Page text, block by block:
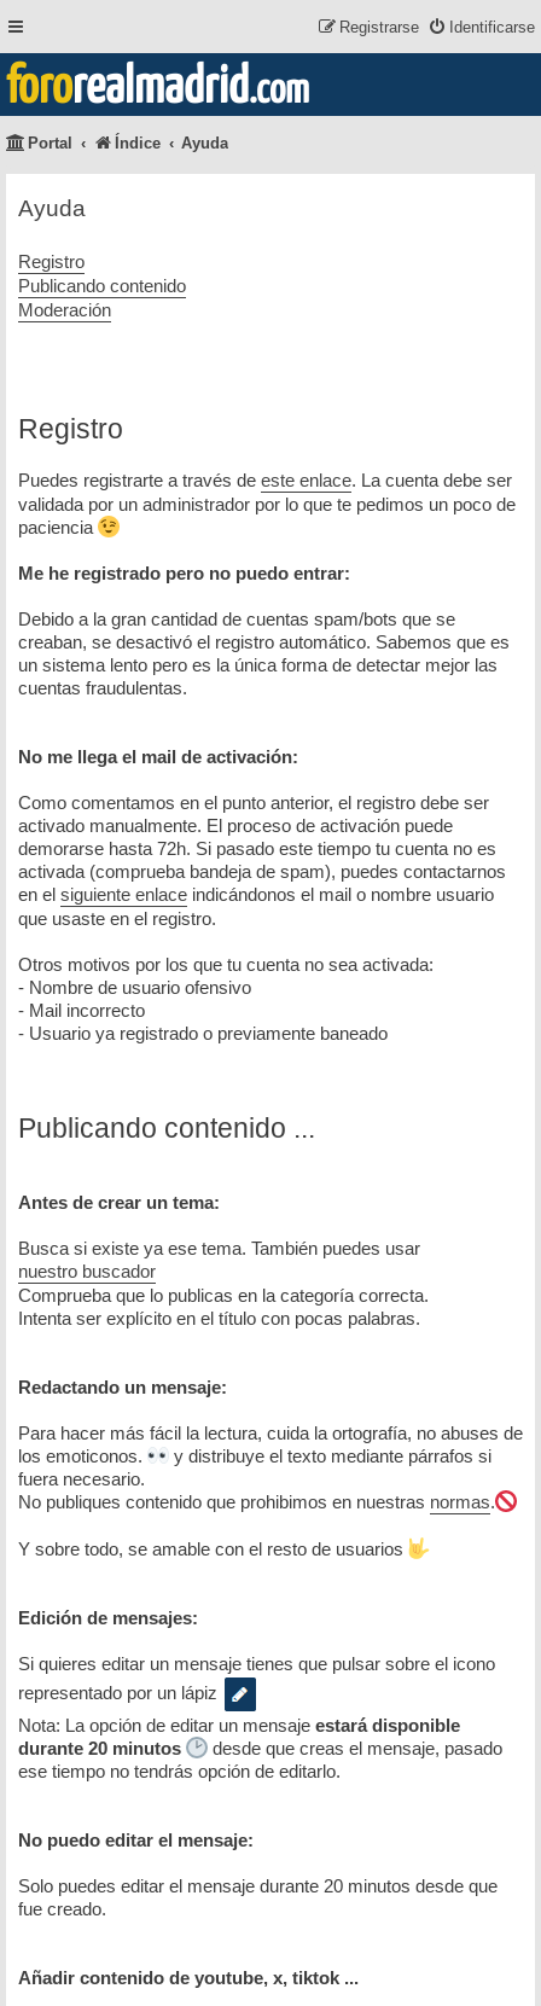
Identificarse
Registrarse
fororealmadrid.com
Portal Índice Ayuda
Ayuda
Registro
Publicando contenido
Moderación
Registro
Puedes registrarte a través de este enlace. La cuenta debe ser
validada por un administrador por lo que te pedimos un poco de
paciencia
Me he registrado pero no puedo entrar:
Debido a la gran cantidad de cuentas spam/bots que se
creaban, se desactivó el registro automático. Sabemos que es
un sistema lento pero es la única forma de detectar mejor las
cuentas fraudulentas.
No me llega el mail de activación:
Como comentamos en el punto anterior, el registro debe ser
activado manualmente. El proceso de activación puede
demorarse hasta 72h. Si pasado este tiempo tu cuenta no es
activada (comprueba bandeja de spam), puedes contactarnos
en el siguiente enlace indicándonos el mail o nombre usuario
que usaste en el registro.
Otros motivos por los que tu cuenta no sea activada:
- Nombre de usuario ofensivo
- Mail incorrecto
- Usuario ya registrado o previamente baneado
Publicando contenido ...
Antes de crear un tema:
Busca si existe ya ese tema. También puedes usar
nuestro buscador
Comprueba que lo publicas en la categoría correcta.
Intenta ser explícito en el título con pocas palabras.
Redactando un mensaje:
Para hacer más fácil la lectura, cuida la ortografía, no abuses de
los emoticonos.
y distribuye el texto mediante párrafos si
fuera necesario.
No publiques contenido que prohibimos en nuestras normas.
Y sobre todo, se amable con el resto de usuarios
Edición de mensajes:
Si quieres editar un mensaje tienes que pulsar sobre el icono
representado por un lápiz
Nota: La opción de editar un mensaje estará disponible
durante 20 minutos
desde que creas el mensaje, pasado
ese tiempo no tendrás opción de editarlo.
No puedo editar el mensaje:
Solo puedes editar el mensaje durante 20 minutos desde que
fue creado.
Añadir contenido de youtube, x, tiktok ...